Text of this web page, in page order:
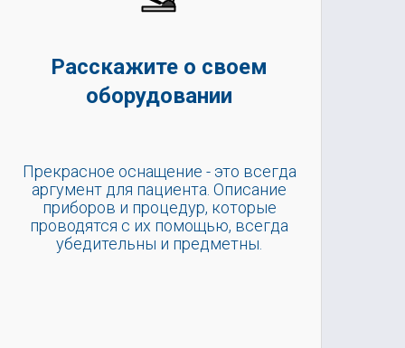
Расскажите о своем
оборудовании
Прекрасное оснащение - это всегда
аргумент для пациента. Описание
приборов и процедур, которые
проводятся с их помощью, всегда
убедительны и предметны.